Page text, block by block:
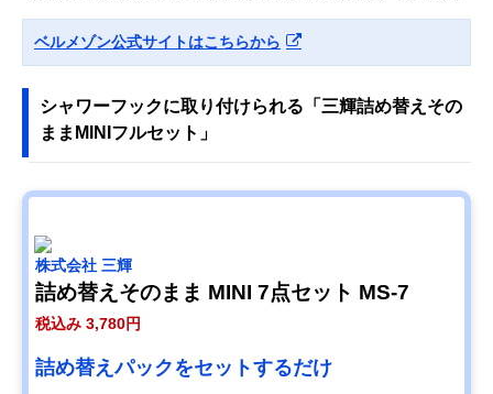
ベルメゾン公式サイトはこちらから
シャワーフックに取り付けられる「三輝詰め替えその
ままMINIフルセット」
株式会社 三輝
詰め替えそのまま MINI 7点セット MS-7
税込み 3,780円
詰め替えパックをセットするだけ